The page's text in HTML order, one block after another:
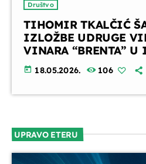
Društvo
TIHOMIR TKALČIĆ
IZLOŽBE UDRUGE
VINARA “BRENTA”
today 18.05.2026. 106
UPRAVO ETERU